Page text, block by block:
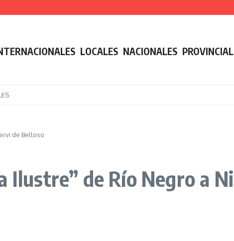
estatales
LOCALES NACIONALES
de Belloso
Ilustre” de Río Negro a